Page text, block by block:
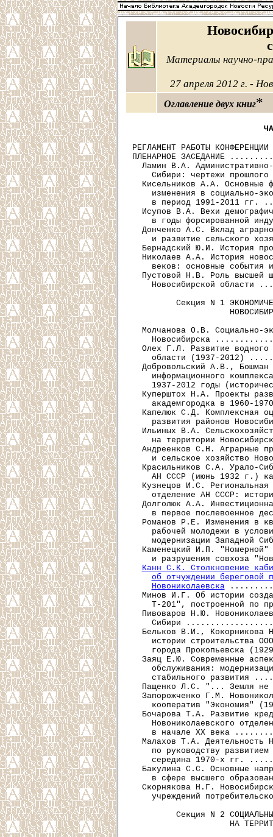
Материалы научно-
27 апреля 2012 г. -
Оглавление двух книг*
РЕГЛАМЕНТ РАБОТЫ
ПЛЕНАРНОЕ
Ламин В.А.
Сибири: чертежи
Кисельников А.А. Основные
изменения в социально-
в период 1991-2011 гг.
Исупов В.А. Вехи
в годы форсированной
Донченко А.С. Вклад
и развитие сельского
Бернадский Ю.И. История
Николаев А.А. История
веков: основные события
Пустовой Н.В. Роль высшей
Новосибирской области
Секция N 1
Молчанова О.В. Социально-
Новосибирска
Олех Г.Л. Развитие водного
области (1937-2012)
Добровольский А.В.,
информационного
1937-2012 годы
Куперштох Н.А. Проекты
академгородка в 1960-
Капелюк С.Д. Комплексная
развития районов
Ильиных В.А.
на территории
Андреенков С.Н. Аграрные
и сельское хозяйство
Красильников С.А. Урало-
АН СССР (июнь 1932 г.)
Кузнецов И.С. Региональная
отделение АН СССР:
Долголюк А.А.
в первое послевоенное
Романов Р.Е. Изменения в
рабочей молодежи в
модернизации Западной
Каменецкий И.П.
и разрушения совхоза
Канн С.К. Столкновение
об отчуждении береговой
Новониколаевска
Минов И.Г. Об истории
Т-201", построенной по
Пивоваров Н.Ю.
Сибири
Бельков В.И., Кокорникова
истории строительства
города Прокопьевска
Заяц Е.Ю. Современные
обслуживания:
стабильного развития
Пащенко Л.С. "... Земля
Запорожченко Г.М.
кооператив "Экономия"
Бочарова Т.А. Развитие
Новониколаевского
в начале ХХ века
Малахов Т.А. Деятельность
по руководству
середина 1970-х гг.
Бакулина С.С. Основные
в сфере высшего
Скорнякова Н.Г.
учреждений
Секция N 2
НА